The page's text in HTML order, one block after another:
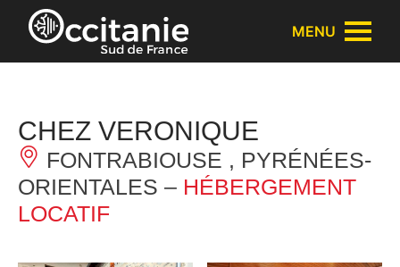
Panneau de gestion des cookies
MENU
CHEZ VERONIQUE
FONTRABIOUSE , PYRÉNÉES-
ORIENTALES – HÉBERGEMENT
LOCATIF